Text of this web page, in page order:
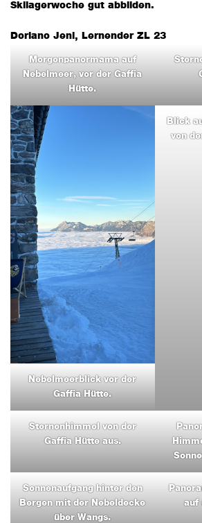
Skilagerwoche gut abbilden.
Doriano Jeni, Lernender ZL 23
Morgenpanormama auf
Nebelmeer, vor der Gaffia
Hütte.
Nebelmeerblick vor der
Gaffia Hütte.
Blick
von
Sternenhimmel von der
Gaffia Hütte aus.
Sonnenaufgang hinter den
Bergen mit der Nebeldecke
über Wangs.
auf